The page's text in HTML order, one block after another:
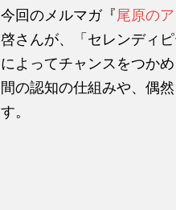
今回のメルマガ『 尾原の
啓さんが、「セレンディ
によってチャンスをつか
間の認知の仕組みや、偶
す。